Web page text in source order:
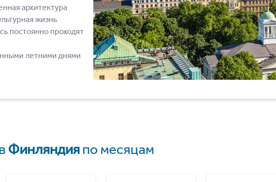
архитектура
жизнь
постоянно проходят
летними днями
Финляндияпо месяцам